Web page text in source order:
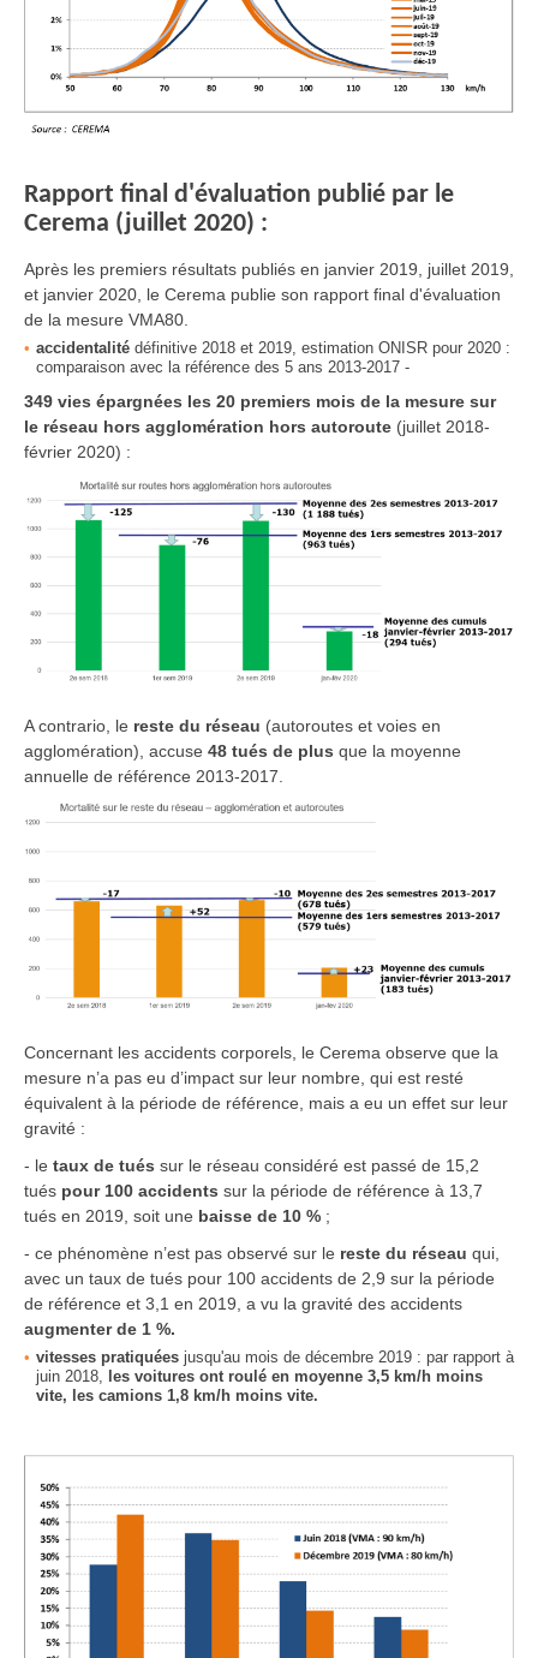
Rapport final d'évaluation publié par le
Cerema (juillet 2020) :
Après les premiers résultats publiés en janvier 2019, juillet 2019,
et janvier 2020, le Cerema publie son rapport final d'évaluation
de la mesure VMA80.
accidentalité définitive 2018 et 2019, estimation ONISR pour 2020 :
comparaison avec la référence des 5 ans 2013-2017 -
349 vies épargnées les 20 premiers mois de la mesure sur
le réseau hors agglomération hors autoroute (juillet 2018-
février 2020) :
A contrario, le reste du réseau (autoroutes et voies en
agglomération), accuse 48 tués de plus que la moyenne
annuelle de référence 2013-2017.
Concernant les accidents corporels, le Cerema observe que la
mesure n’a pas eu d’impact sur leur nombre, qui est resté
équivalent à la période de référence, mais a eu un effet sur leur
gravité :
- le taux de tués sur le réseau considéré est passé de 15,2
tués pour 100 accidents sur la période de référence à 13,7
tués en 2019, soit une baisse de 10 % ;
- ce phénomène n’est pas observé sur le reste du réseau qui,
avec un taux de tués pour 100 accidents de 2,9 sur la période
de référence et 3,1 en 2019, a vu la gravité des accidents
augmenter de 1 %.
vitesses pratiquées jusqu'au mois de décembre 2019 : par rapport à
juin 2018, les voitures ont roulé en moyenne 3,5 km/h moins
vite, les camions 1,8 km/h moins vite.